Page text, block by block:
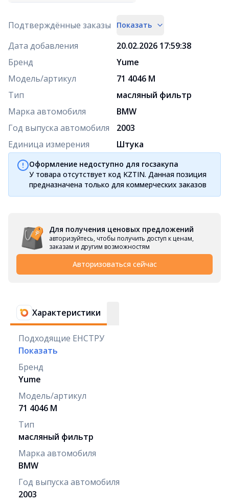
Подтверждённые заказы Показать
Дата добавления
20.02.2026 17:59:38
Бренд
Yume
Модель/артикул
71 4046 M
Тип
масляный фильтр
Марка автомобиля
BMW
Год выпуска автомобиля
2003
Единица измерения
Штука
Оформление недоступно для госзакупа
У товара отсутствует код KZTIN. Данная позиция
предназначена только для коммерческих заказов
Для получения ценовых предложений
авторизуйтесь, чтобы получить доступ к ценам,
заказам и другим возможностям
Авторизоваться сейчас
Характеристики
Подходящие ЕНСТРУ
Показать
Бренд
Yume
Модель/артикул
71 4046 M
Тип
масляный фильтр
Марка автомобиля
BMW
Год выпуска автомобиля
2003